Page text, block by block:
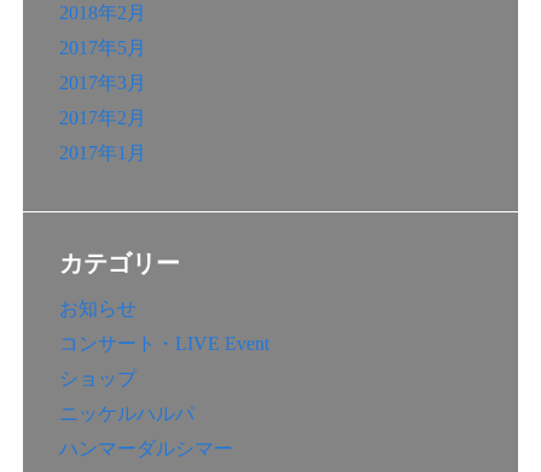
2018年2月
2017年5月
2017年3月
2017年2月
2017年1月
カテゴリー
お知らせ
コンサート・LIVE Event
ショップ
ニッケルハルパ
ハンマーダルシマー